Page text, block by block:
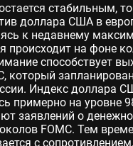
стабильным,
доллара США в
к недавнему
происходит на фоне
способствует
который
Индекс доллара
примерно на уровне
заявлений о
FOMC. Тем
с